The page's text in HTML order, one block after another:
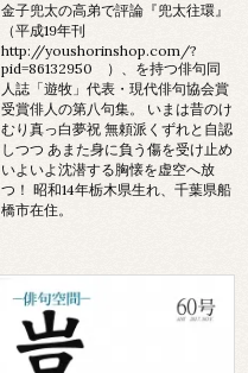
金子兜太の高弟で評論『兜太往環』
（平成19年刊
http://youshorinshop.com/?
pid=86132950 ）、を持つ俳句同
人誌「遊牧」代表・現代俳句協会賞
受賞俳人の第八句集。 いまは昔のけ
むり真っ白夢祝 無頼派くずれと自認
しつつ あまた身に負う傷を受け止め
いよいよ沈潜する胸懐を虚空へ放
つ！ 昭和14年栃木県生れ、千葉県船
橋市在住。